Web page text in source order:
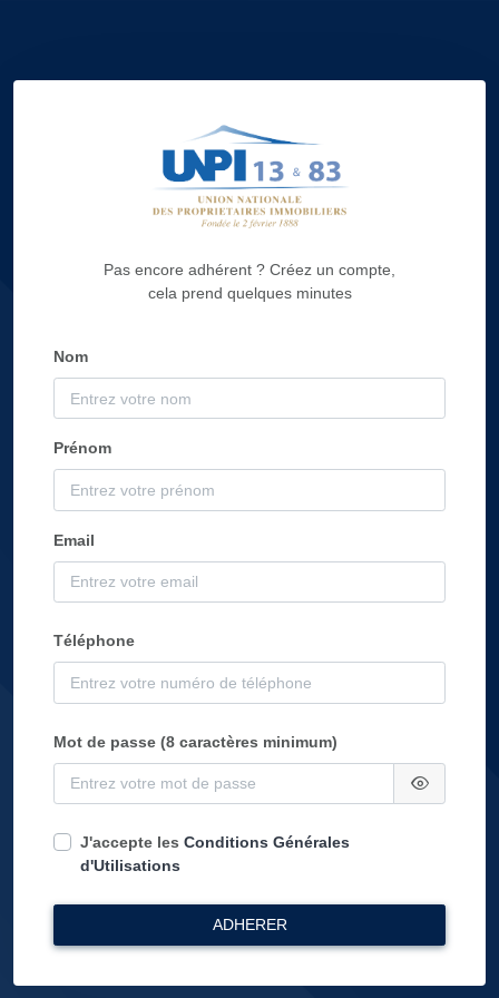
Pas encore adhérent ? Créez un compte,
cela prend quelques minutes
Nom
Prénom
Email
Téléphone
Mot de passe (8 caractères minimum)
J'accepte les Conditions Générales
d'Utilisations
ADHERER